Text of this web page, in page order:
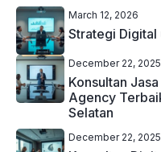
March 12, 2026
Strategi Digital
December 22, 2025
Konsultan
Agency
Selatan
December 22, 2025